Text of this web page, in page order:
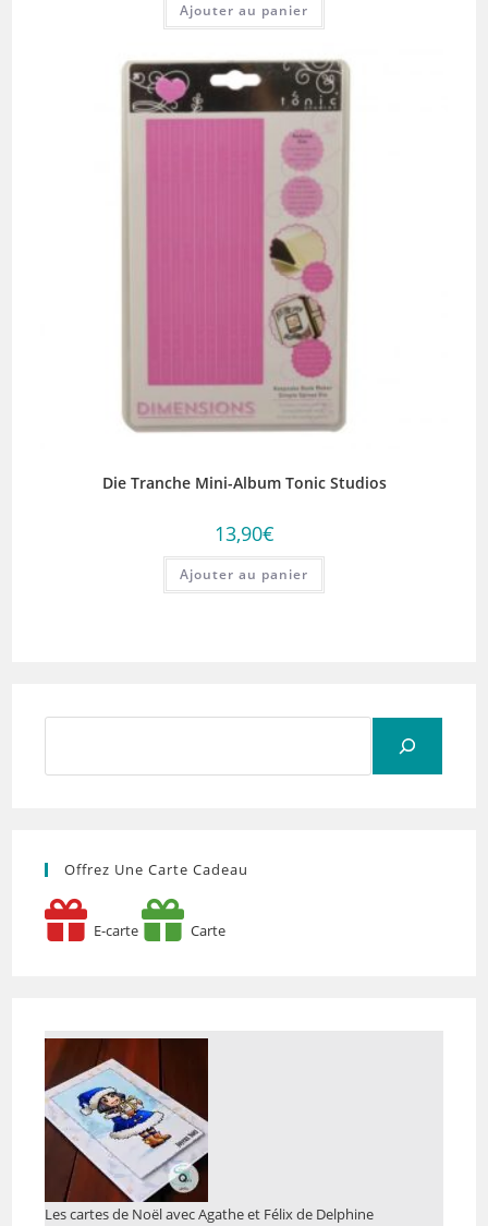
Ajouter au panier
Die Tranche Mini-Album Tonic Studios
13,90€
Ajouter au panier
Offrez Une Carte Cadeau
E-carte Carte
Les cartes de Noël avec Agathe et Félix de Delphine